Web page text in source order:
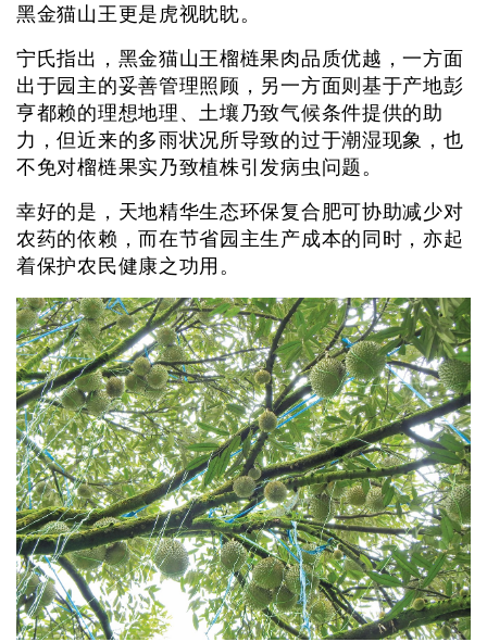
黑金猫山王更是虎视眈眈。
宁氏指出，黑金猫山王榴梿果肉品质优越，一方面
出于园主的妥善管理照顾，另一方面则基于产地彭
亨都赖的理想地理、土壤乃致气候条件提供的助
力，但近来的多雨状况所导致的过于潮湿现象，也
不免对榴梿果实乃致植株引发病虫问题。
幸好的是，天地精华生态环保复合肥可协助减少对
农药的依赖，而在节省园主生产成本的同时，亦起
着保护农民健康之功用。